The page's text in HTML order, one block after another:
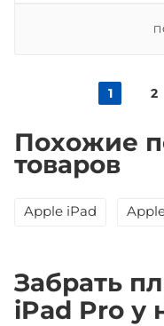
1 2
Похожие
товаров
Apple iPad
Забрать
iPad Pro у